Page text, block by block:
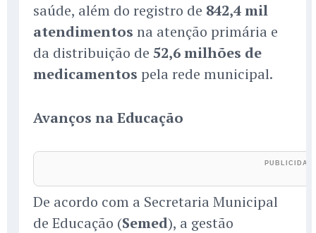
saúde, além do registro de 842,4 mil
atendimentos na atenção primária e
da distribuição de 52,6 milhões de
medicamentos pela rede municipal.
Avanços na Educação
De acordo com a Secretaria Municipal
de Educação (Semed), a gestão